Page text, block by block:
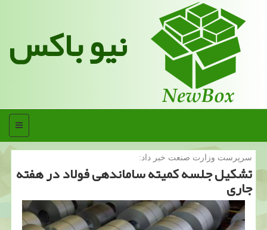
نیو باکس
منو
سرپرست وزارت صنعت خبر داد:
تشكیل جلسه كمیته ساماندهی فولاد در هفته
جاری